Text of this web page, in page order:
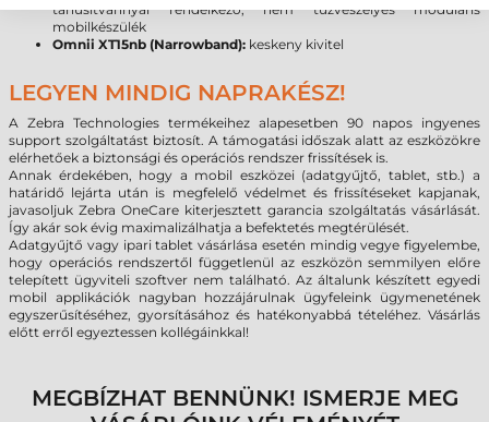
tanúsítvánnyal rendelkező, nem tűzveszélyes moduláris
mobilkészülék
Omnii XT15nb (Narrowband): keskeny kivitel
LEGYEN MINDIG NAPRAKÉSZ!
A Zebra Technologies termékeihez alapesetben 90 napos ingyenes
support szolgáltatást biztosít. A támogatási időszak alatt az eszközökre
elérhetőek a biztonsági és operációs rendszer frissítések is.
Annak érdekében, hogy a mobil eszközei (adatgyűjtő, tablet, stb.) a
határidő lejárta után is megfelelő védelmet és frissítéseket kapjanak,
javasoljuk Zebra OneCare kiterjesztett garancia szolgáltatás vásárlását.
Így akár sok évig maximalizálhatja a befektetés megtérülését.
Adatgyűjtő vagy ipari tablet vásárlása esetén mindig vegye figyelembe,
hogy operációs rendszertől függetlenül az eszközön semmilyen előre
telepített ügyviteli szoftver nem található. Az általunk készített egyedi
mobil applikációk nagyban hozzájárulnak ügyfeleink ügymenetének
egyszerűsítéséhez, gyorsításához és hatékonyabbá tételéhez. Vásárlás
előtt erről egyeztessen kollégáinkkal!
MEGBÍZHAT BENNÜNK! ISMERJE MEG